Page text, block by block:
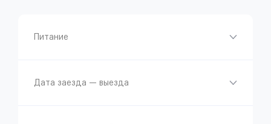
Питание
Дата заезда — выезда